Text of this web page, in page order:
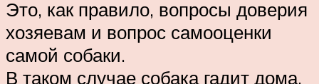
Это, как правило, вопросы доверия
хозяевам и вопрос самооценки
самой собаки.
В таком случае собака гадит дома,